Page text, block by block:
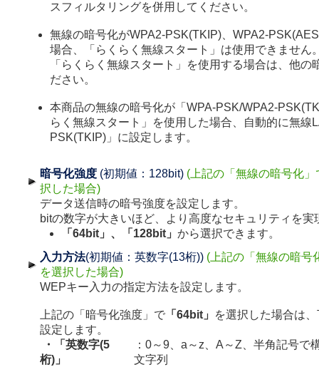
スフィルタリングを併用してください。
無線の暗号化がWPA2-PSK(TKIP)、WPA2-
場合、「らくらく無線スタート」は使用できません
「らくらく無線スタート」を使用する場合は、他の
ださい。
本商品の無線の暗号化が「WPA-PSK/WPA2-
らく無線スタート」を使用した場合、自動的に無線
PSK(TKIP)」に設定します。
暗号化強度 (初期値：128bit) (上記の「無線の暗号化」
択した場合)
データ送信時の暗号強度を設定します。
bitの数字が大きいほど、より高度なセキュリティを実
「64bit」、「128bit」 から選択できます。
入力方法(初期値：英数字(13桁)) (上記の「無線の暗号
を選択した場合)
WEPキー入力の指定方法を設定します。
上記の「暗号化強度」で 「64bit」
を選択した場合は
設定します。
・「英数字(5
桁)」
：0～9、a～z、A～Z、半角記号で
文字列